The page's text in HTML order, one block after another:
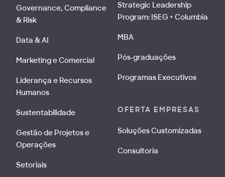
Governance, Compliance
& Risk
Data & AI
Marketing e Comercial
Liderança e Recursos
Humanos
Sustentabilidade
Gestão de Projetos e
Operações
Setoriais
Strategic Leadership
Program: ISEG + Columbia
MBA
Pós-graduações
Programas Executivos
OFERTA EMPRESAS
Soluções Customizadas
Consultoria